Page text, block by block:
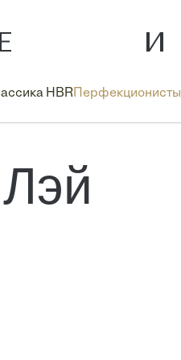
HBR Перфекционисты